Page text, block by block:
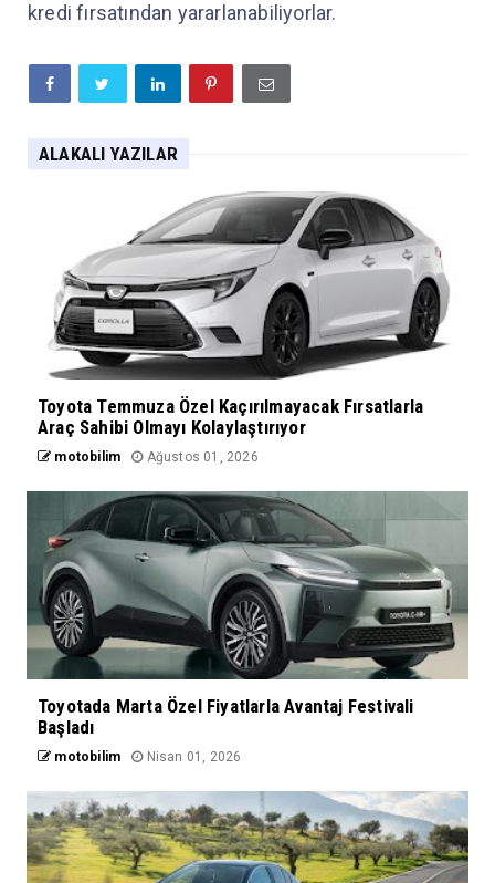
kredi fırsatından yararlanabiliyorlar.
ALAKALI YAZILAR
Toyota Temmuza Özel Kaçırılmayacak Fırsatlarla
Araç Sahibi Olmayı Kolaylaştırıyor
motobilim Ağustos 01, 2026
Toyotada Marta Özel Fiyatlarla Avantaj Festivali
Başladı
motobilim Nisan 01, 2026